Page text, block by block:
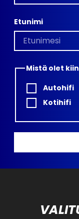
Etunimi
Mistä olet
Autohifi
Kotihifi